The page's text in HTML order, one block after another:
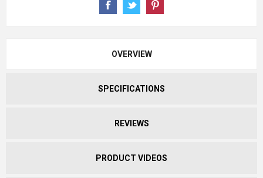
OVERVIEW
SPECIFICATIONS
REVIEWS
PRODUCT VIDEOS